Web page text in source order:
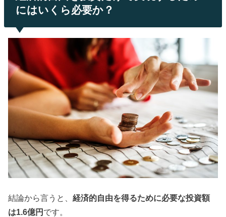
にはいくら必要か？
結論から言うと、経済的自由を得るために必要な投資額
は1.6億円 です。